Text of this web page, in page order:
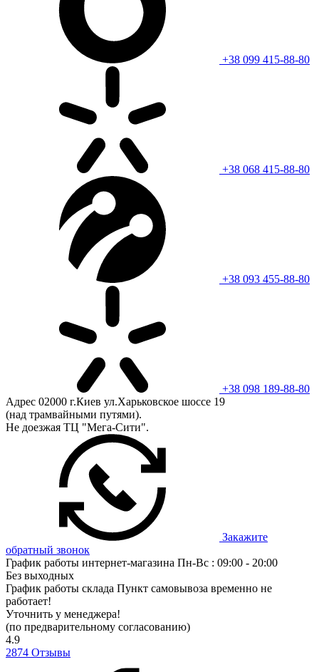
+38 099 415-88-80
+38 068 415-88-80
+38 093 455-88-80
+38 098 189-88-80
Адрес 02000 г.Киев ул.Харьковское шоссе 19
(над трамвайными путями).
Не доезжая ТЦ "Мега-Сити".
Закажите
обратный звонок
График работы интернет-магазина Пн-Вс : 09:00 - 20:00
Без выходных
График работы склада Пункт самовывоза временно не
работает!
Уточнить у менеджера!
(по предварительному согласованию)
4.9
2874 Отзывы